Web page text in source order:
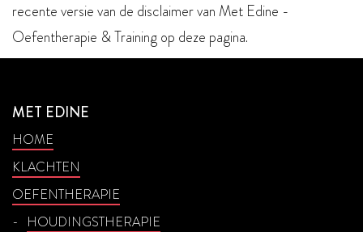
recente versie van de disclaimer van Met Edine -
Oefentherapie & Training op deze pagina.
MET EDINE
HOME
KLACHTEN
OEFENTHERAPIE
HOUDINGSTHERAPIE